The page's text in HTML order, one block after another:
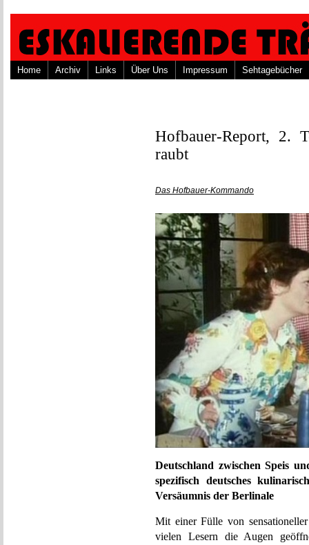
Home Archiv Links Über Uns Impressum Sehtagebücher
Hofbauer-Report, 2.
raubt
Das Hofbauer-Kommando
Deutschland zwischen Speis
spezifisch deutsches
Versäumnis der Berlinale
Mit einer Fülle von
vielen Lesern die Augen